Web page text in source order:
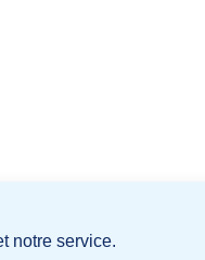
notre service.